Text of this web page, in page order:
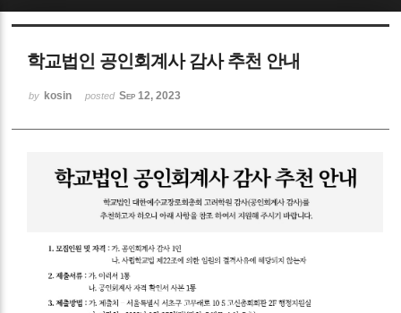
학교법인 공인회계사 감사 추천 안내
by kosin posted Sep 12, 2023
Sketchbook5, 스케치북5
Sketchbook5, 스케치북5